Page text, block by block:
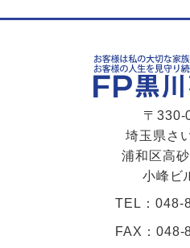
〒330-
埼玉県さ
浦和区高
小峰ビ
TEL：048-
FAX：048-